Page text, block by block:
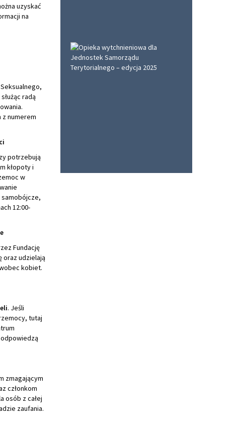
uzyskać
na
radą
z numerem
potrzebują
kłopoty i
w
12:00-
Fundację
oraz udzielają
kobiet.
. Jeśli
tutaj
zmagającym
członkom
osób z całej
zaufania.